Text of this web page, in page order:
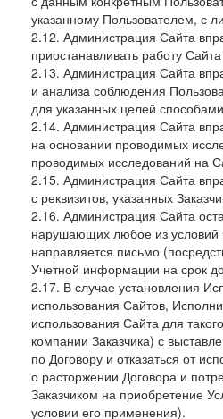
указанному Пользователем, с
2.12. Администрация Сайта
приостанавливать работу
2.13. Администрация Сайта
и анализа соблюдения
для указанных целей
2.14. Администрация Сайта
на основании проводимых
проводимых исследований на
2.15. Администрация Сайта
с реквизитов, указанных
2.16. Администрация Сайта
нарушающих любое из условий
направляется письмо
Учетной информации на срок
2.17. В случае установления
использования Сайтов,
использования Сайта для
компании Заказчика) с
по Договору и отказаться от
о расторжении Договора и
Заказчиком на приобретение
условии его применения).